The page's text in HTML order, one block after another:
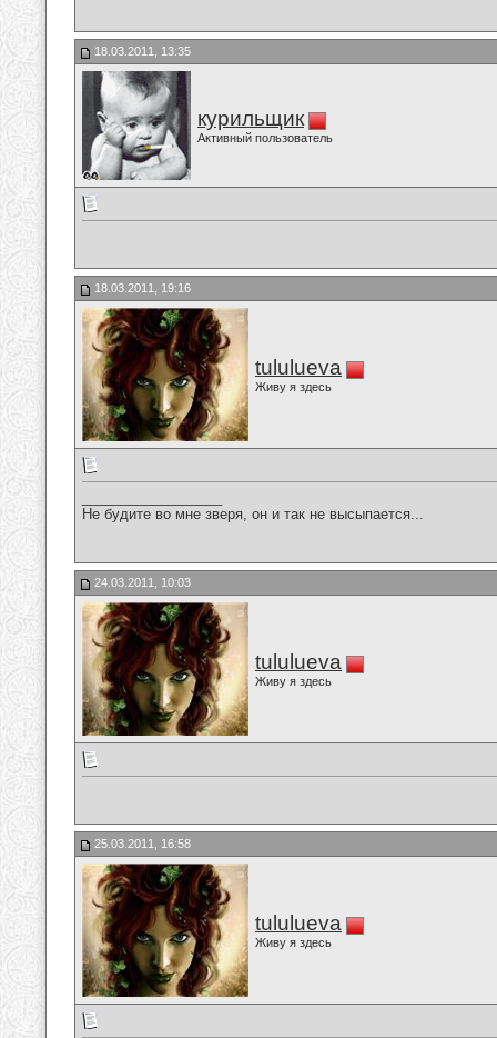
18.03.2011, 13:35
курильщик
Активный пользователь
18.03.2011, 19:16
tululueva
Живу я здесь
Не будите во мне зверя, он и так не высыпается...
24.03.2011, 10:03
tululueva
Живу я здесь
25.03.2011, 16:58
tululueva
Живу я здесь